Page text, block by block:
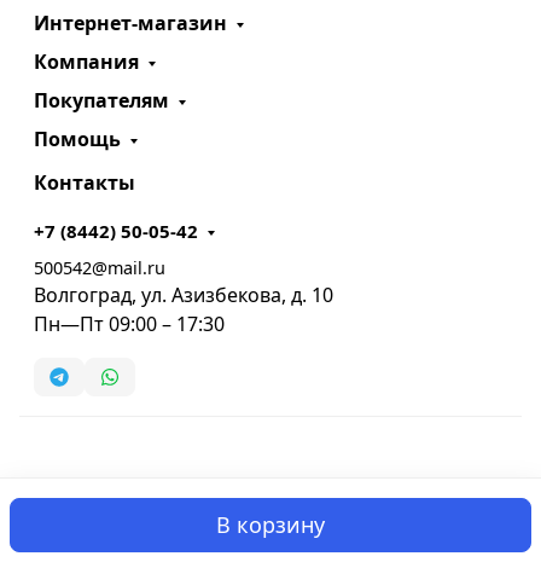
В корзину
Интернет-магазин
Компания
Покупателям
Помощь
Контакты
+7 (8442) 50-05-42
500542@mail.ru
Волгоград, ул. Азизбекова, д. 10
Пн—Пт 09:00 – 17:30